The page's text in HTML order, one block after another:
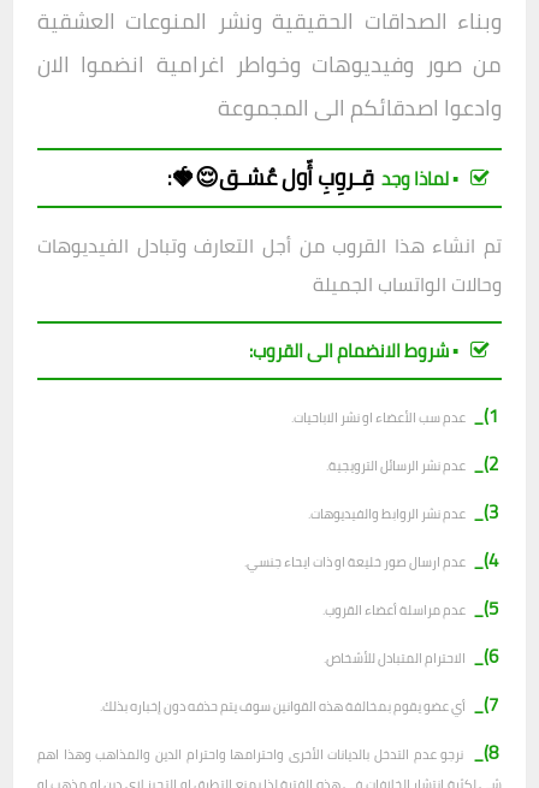
وبناء الصداقات الحقيقية ونشر المنوعات العشقية
من صور وفيديوهات وخواطر اغرامية انضموا الان
وادعوا اصدقائكم الى المجموعة
▪︎ لماذا وجد قِـروِبِأّول عٌشـق😌🍓:
تم انشاء هذا القروب من أجل التعارف وتبادل الفيديوهات
وحالات الواتساب الجميلة
▪︎ شروط الانضمام الى القروب:
1)_
عدم سب الأعضاء او نشر الاباحيات.
2)_ عدم نشر الرسائل الترويجية.
3)_ عدم نشر الروابط والفيديوهات.
4)_ عدم ارسال صور خليعة او ذات ايحاء جنسي.
5)_ عدم مراسلة أعضاء القروب.
6)_ الاحترام المتبادل للأشخاص.
7)_ أي عضو يقوم بمخالفة هذه القوانين سوف يتم حذفه دون إخباره بذلك.
8)_
نرجو عدم التدخل بالديانات الأخرى واحترامها واحترام الدين والمذاهب وهذا اهم